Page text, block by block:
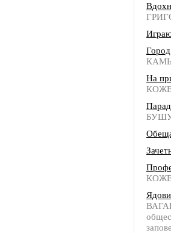
Город
На